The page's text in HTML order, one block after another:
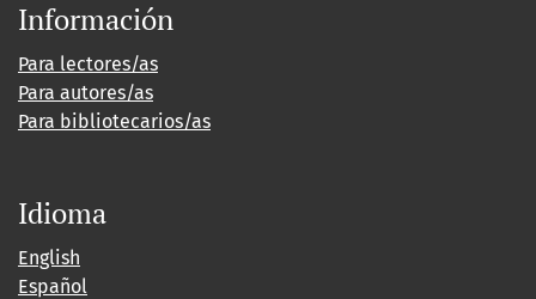
Información
Para lectores/as
Para autores/as
Para bibliotecarios/as
Idioma
English
Español